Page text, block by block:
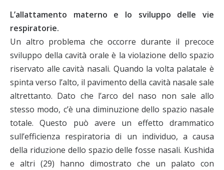
L’allattamento materno e lo sviluppo delle vie
respiratorie.
Un altro problema che occorre durante il precoce
sviluppo della cavità orale è la violazione dello spazio
riservato alle cavità nasali. Quando la volta palatale è
spinta verso l’alto, il pavimento della cavità nasale sale
altrettanto. Dato che l’arco del naso non sale allo
stesso modo, c’è una diminuzione dello spazio nasale
totale. Questo può avere un effetto drammatico
sull’efficienza respiratoria di un individuo, a causa
della riduzione dello spazio delle fosse nasali. Kushida
e altri (29) hanno dimostrato che un palato con